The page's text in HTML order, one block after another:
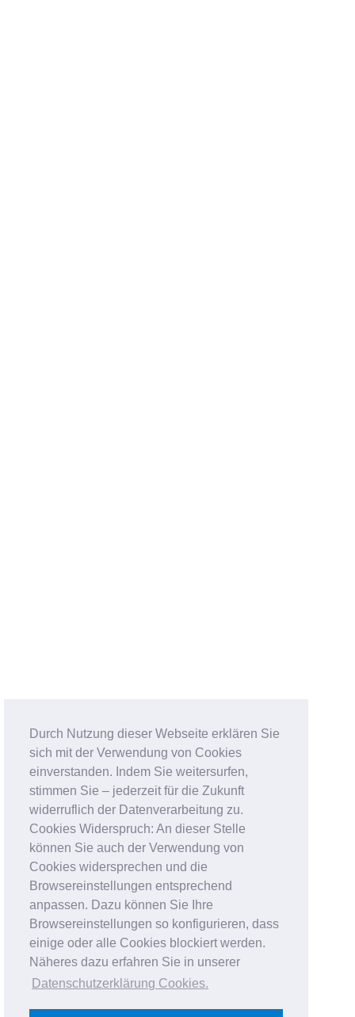
Durch Nutzung dieser Webseite erklären Sie
sich mit der Verwendung von Cookies
einverstanden. Indem Sie weitersurfen,
stimmen Sie – jederzeit für die Zukunft
widerruflich der Datenverarbeitung zu.
Cookies Widerspruch: An dieser Stelle
können Sie auch der Verwendung von
Cookies widersprechen und die
Browsereinstellungen entsprechend
anpassen. Dazu können Sie Ihre
Browsereinstellungen so konfigurieren, dass
einige oder alle Cookies blockiert werden.
Näheres dazu erfahren Sie in unserer
Datenschutzerklärung Cookies.